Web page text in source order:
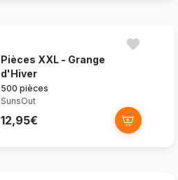
Pièces XXL - Grange
d'Hiver
500 pièces
SunsOut
12,95€